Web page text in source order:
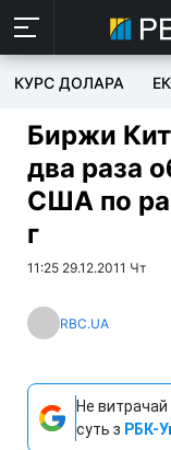
КУРС ДОЛАРА
Биржи
два раза
США по
г
11:25 29.12.2011 Чт
RBC.UA
Не витрачай
суть з РБК-